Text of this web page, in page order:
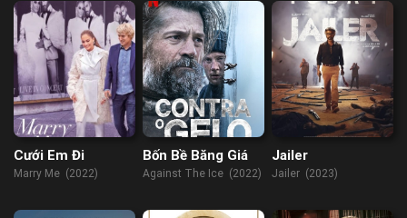
Cưới Em Đi
Marry Me (2022)
Bốn Bề Băng Giá
Against The Ice (2022)
Jailer
Jailer (2023)